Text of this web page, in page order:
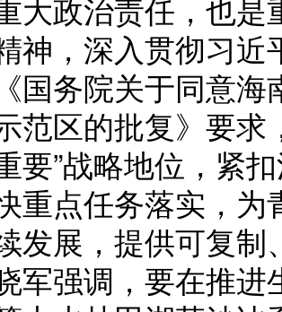
大政治责任，也
神，深入贯彻习
国务院关于同意
范区的批复》要求
要”战略地位，紧
重点任务落实，
发展，提供可复
强调，要在推进